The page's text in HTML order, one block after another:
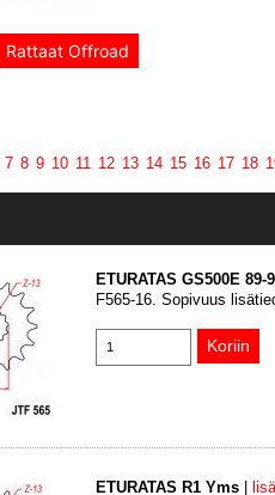
Rattaat Offroad
7 8 9 10 11 12 13 14 15 16 17 18
ETURATAS GS500E
F565-16. Sopivuus
ETURATAS R1 Yms